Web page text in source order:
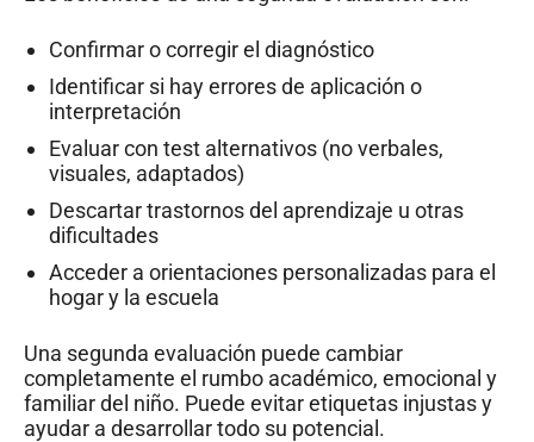
Confirmar o corregir el diagnóstico
Identificar si hay errores de aplicación o
interpretación
Evaluar con test alternativos (no verbales,
visuales, adaptados)
Descartar trastornos del aprendizaje u otras
dificultades
Acceder a orientaciones personalizadas para el
hogar y la escuela
Una segunda evaluación puede cambiar
completamente el rumbo académico, emocional y
familiar del niño. Puede evitar etiquetas injustas y
ayudar a desarrollar todo su potencial.